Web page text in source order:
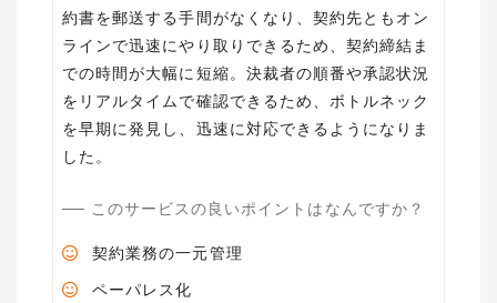
約書を郵送する手間がなくなり、契約先ともオン
ラインで迅速にやり取りできるため、契約締結ま
での時間が大幅に短縮。決裁者の順番や承認状況
をリアルタイムで確認できるため、ボトルネック
を早期に発見し、迅速に対応できるようになりま
した。
このサービスの良いポイントはなんですか？
契約業務の一元管理
ペーパレス化